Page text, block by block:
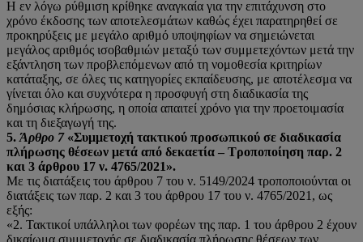
Η εν λόγω ρύθμιση κρίθηκε αναγκαία για την επιτάχυνση στο
χρόνο έκδοσης των αποτελεσμάτων καθώς έχει παρατηρηθεί σε
προκηρύξεις με μεγάλο αριθμό υποψηφίων να σημειώνεται
μεγάλος αριθμός ισοβαθμιών μεταξύ των συμμετεχόντων μετά την
εξάντληση των προβλεπόμενων από τη νομοθεσία κριτηρίων
κατάταξης, σε όλες τις κατηγορίες εκπαίδευσης, με αποτέλεσμα να
γίνεται όλο και συχνότερα η προσφυγή στη διαδικασία της
δημόσιας κλήρωσης, η οποία απαιτεί χρόνο για την προετοιμασία
και τη διεξαγωγή της.
5. Άρθρο 7«Συμμετοχή τακτικού προσωπικού σε διαδικασία
πλήρωσης θέσεων μετά από δεκαετία – Τροποποίηση παρ. 2
και 3 άρθρου 17 ν. 4765/2021».
Με τις διατάξεις του άρθρου 7 του ν. 5149/2024 τροποποιούνται οι
διατάξεις των παρ. 2 και 3 του άρθρου 17 του ν. 4765/2021, ως
εξής:
«2. Τακτικοί υπάλληλοι των φορέων της παρ. 1 του άρθρου 2 έχουν
δικαίωμα συμμετοχής σε διαδικασία πλήρωσης θέσεων των